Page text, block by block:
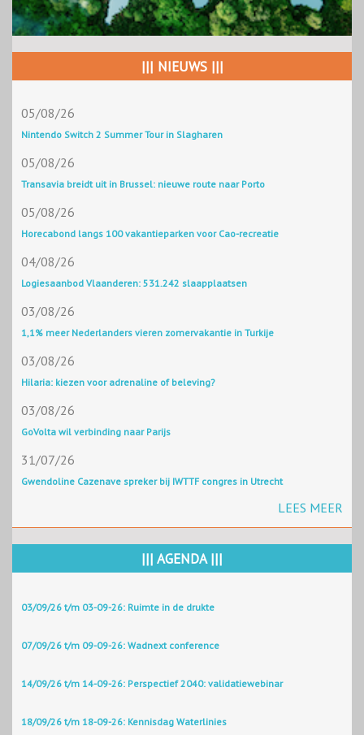
||| NIEUWS |||
05/08/26
Nintendo Switch 2 Summer Tour in Slagharen
05/08/26
Transavia breidt uit in Brussel: nieuwe route naar Porto
05/08/26
Horecabond langs 100 vakantieparken voor Cao-recreatie
04/08/26
Logiesaanbod Vlaanderen: 531.242 slaapplaatsen
03/08/26
1,1% meer Nederlanders vieren zomervakantie in Turkije
03/08/26
Hilaria: kiezen voor adrenaline of beleving?
03/08/26
GoVolta wil verbinding naar Parijs
31/07/26
Gwendoline Cazenave spreker bij IWTTF congres in Utrecht
LEES MEER
||| AGENDA |||
03/09/26 t/m 03-09-26: Ruimte in de drukte
07/09/26 t/m 09-09-26: Wadnext conference
14/09/26 t/m 14-09-26: Perspectief 2040: validatiewebinar
18/09/26 t/m 18-09-26: Kennisdag Waterlinies